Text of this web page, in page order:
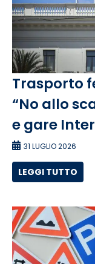
Trasporto
“No allo
e gare
31 LUGLIO 2026
LEGGI TUTTO